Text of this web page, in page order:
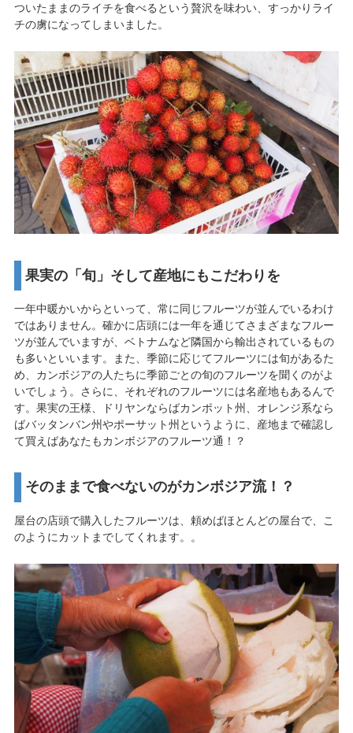
ついたままのライチを食べるという贅沢を味わい、すっかりライ
チの虜になってしまいました。
果実の「旬」そして産地にもこだわりを
一年中暖かいからといって、常に同じフルーツが並んでいるわけ
ではありません。確かに店頭には一年を通じてさまざまなフルー
ツが並んでいますが、ベトナムなど隣国から輸出されているもの
も多いといいます。また、季節に応じてフルーツには旬があるた
め、カンボジアの人たちに季節ごとの旬のフルーツを聞くのがよ
いでしょう。さらに、それぞれのフルーツには名産地もあるんで
す。果実の王様、ドリヤンならばカンポット州、オレンジ系なら
ばバッタンバン州やポーサット州というように、産地まで確認し
て買えばあなたもカンボジアのフルーツ通！？
そのままで食べないのがカンボジア流！？
屋台の店頭で購入したフルーツは、頼めばほとんどの屋台で、こ
のようにカットまでしてくれます。。